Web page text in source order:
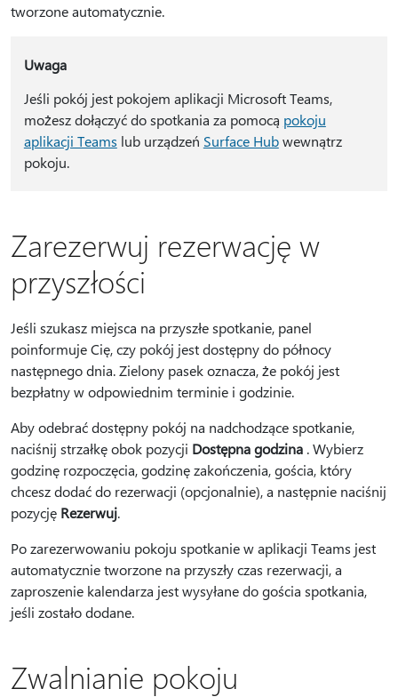
tworzone automatycznie.
Uwaga
Jeśli pokój jest pokojem aplikacji Microsoft Teams,
możesz dołączyć do spotkania za pomocą pokoju
aplikacji Teams lub urządzeń Surface Hubwewnątrz
pokoju.
Zarezerwuj rezerwację w
przyszłości
Jeśli szukasz miejsca na przyszłe spotkanie, panel
poinformuje Cię, czy pokój jest dostępny do północy
następnego dnia. Zielony pasek oznacza, że pokój jest
bezpłatny w odpowiednim terminie i godzinie.
Aby odebrać dostępny pokój na nadchodzące spotkanie,
naciśnij strzałkę obok pozycji Dostępna godzina . Wybierz
godzinę rozpoczęcia, godzinę zakończenia, gościa, który
chcesz dodać do rezerwacji (opcjonalnie), a następnie naciśnij
pozycję Rezerwuj.
Po zarezerwowaniu pokoju spotkanie w aplikacji Teams jest
automatycznie tworzone na przyszły czas rezerwacji, a
zaproszenie kalendarza jest wysyłane do gościa spotkania,
jeśli zostało dodane.
Zwalnianie pokoju